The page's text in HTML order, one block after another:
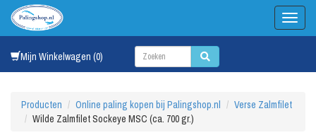
Mijn Winkelwagen (0)
Producten Online paling kopen bij Palingshop.nl
Verse Zalmfilet
Wilde Zalmfilet Sockeye MSC (ca. 700 gr.)